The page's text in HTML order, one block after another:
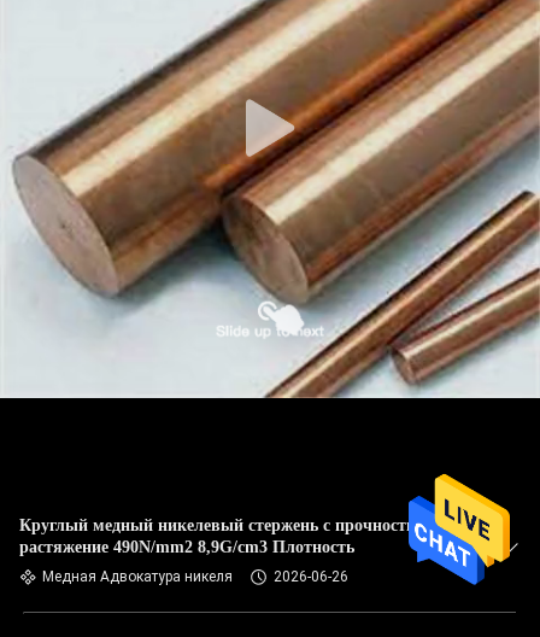
Круглый медный никелевый стержень с прочностью на
растяжение 490N/mm2 8,9G/cm3 Плотность
Медная Адвокатура никеля 2026-06-26